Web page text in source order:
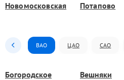
Новомосковская Потапово
ВАО ЦАО САО
Богородское Вешняки